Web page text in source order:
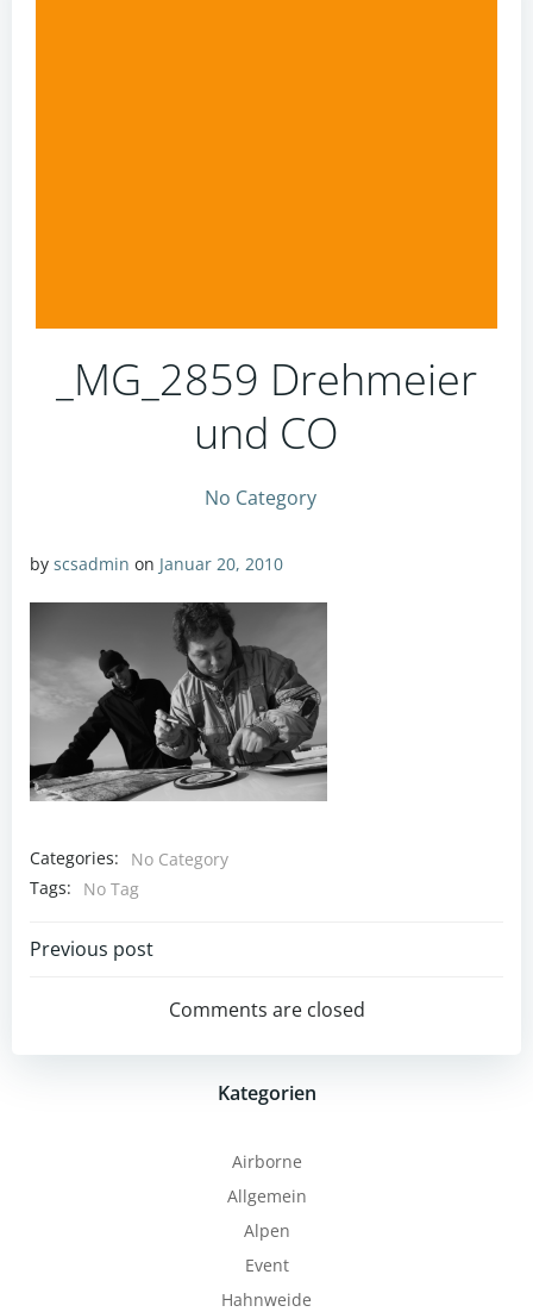
_MG_2859 Drehmeier
und CO
No Category
by scsadmin on Januar 20, 2010
Categories:
No Category
Tags:
No Tag
Post
navigation
Previous post
Comments are closed
Kategorien
Airborne
Allgemein
Alpen
Event
Hahnweide